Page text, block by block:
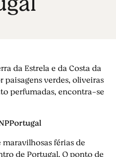
da Estrela e da Costa da
paisagens verdes, oliveiras
perfumadas, encontra-se
férias de
de Portugal. O ponto de